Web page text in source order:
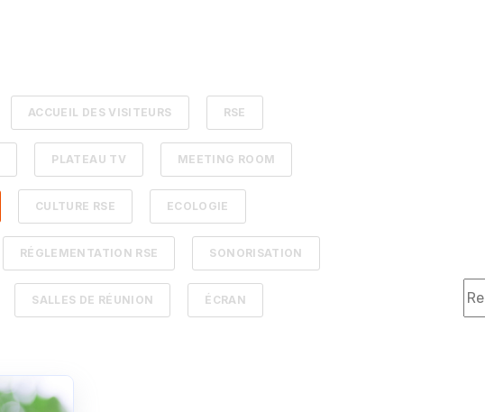
ACCUEIL DES VISITEURS RSE
PLATEAU TV MEETING ROOM
CULTURE RSE ECOLOGIE
RÉGLEMENTATION RSE SONORISATION
SALLES DE RÉUNION ÉCRAN